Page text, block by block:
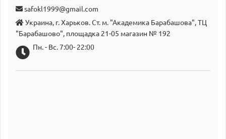
safokl1999@gmail.com
Украина, г. Харьков. Ст. м. "Академика Барабашова", ТЦ
"Барабашово", площадка 21-05 магазин № 192
Пн. - Вс. 7:00- 22:00